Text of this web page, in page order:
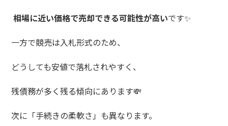
相場に近い価格で売却できる可能性が高いです✨
一方で競売は入札形式のため、
どうしても安値で落札されやすく、
残債務が多く残る傾向にあります💸
次に「手続きの柔軟さ」も異なります。